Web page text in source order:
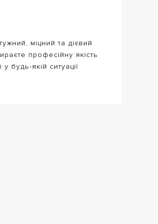
міцний та дієвий
професійну якість
будь-якій ситуації